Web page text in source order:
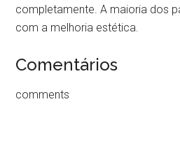
completamente. A maioria dos
com a melhoria estética.
Comentários
comments